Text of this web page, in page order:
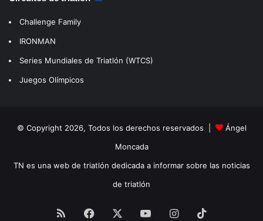
Challenge Family
IRONMAN
Series Mundiales de Triatlón (WTCS)
Juegos Olímpicos
© Copyright 2026, Todos los derechos reservados |
Ángel
Moncada
TN es una web de triatlón dedicada a informar sobre las noticias
de triatlón
RSS Facebook YouTubeInstagram